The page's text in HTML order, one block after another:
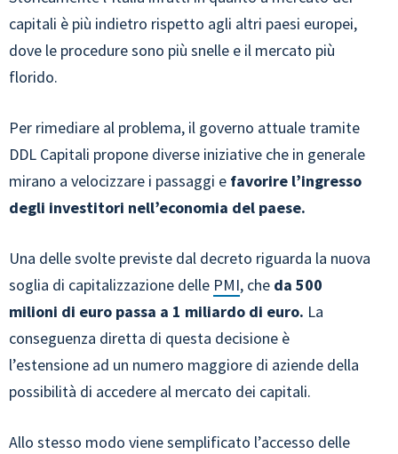
capitali è più indietro rispetto agli altri paesi europei,
dove le procedure sono più snelle e il mercato più
florido.
Per rimediare al problema, il governo attuale tramite
DDL Capitali propone diverse iniziative che in generale
mirano a velocizzare i passaggi e favorire l’ingresso
degli investitori nell’economia del paese.
Una delle svolte previste dal decreto riguarda la nuova
soglia di capitalizzazione delle PMI, che da 500
milioni di euro passa a 1 miliardo di euro. La
conseguenza diretta di questa decisione è
l’estensione ad un numero maggiore di aziende della
possibilità di accedere al mercato dei capitali.
Allo stesso modo viene semplificato l’accesso delle